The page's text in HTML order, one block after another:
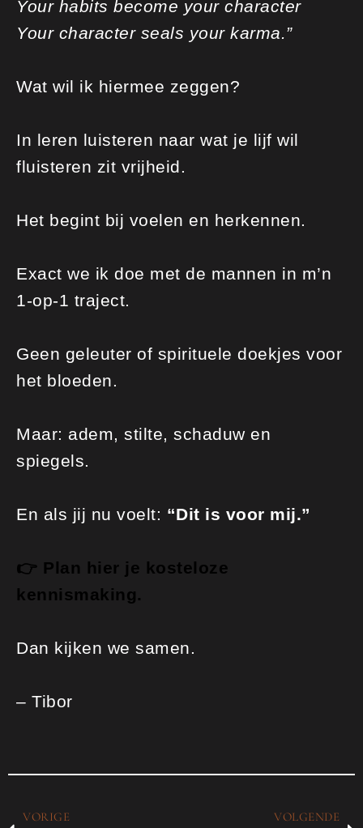
Your habits become your character
Your character seals your karma.”
Wat wil ik hiermee zeggen?
In leren luisteren naar wat je lijf wil
fluisteren zit vrijheid.
Het begint bij voelen en herkennen.
Exact we ik doe met de mannen in m’n
1-op-1 traject.
Geen geleuter of spirituele doekjes voor
het bloeden.
Maar: adem, stilte, schaduw en
spiegels.
En als jij nu voelt: “Dit is voor mij.”
👉 Plan hier je kosteloze
kennismaking.
Dan kijken we samen.
– Tibor
VORIGE VOLGENDE